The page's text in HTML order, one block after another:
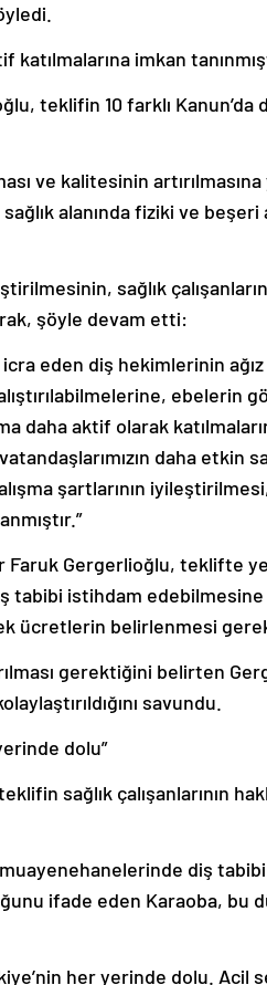
imkan
teklifin 10 farklı
ve kalitesinin
sağlık alanında fiziki ve
sağlık
şöyle devam etti:
eden diş hekimlerinin ağız
ebelerin
daha aktif olarak
daha etkin
şartlarının
Faruk Gergerlioğlu, teklifte
tabibi istihdam
ücretlerin belirlenmesi
gerektiğini belirten
savundu.
dolu”
sağlık çalışanlarının
muayenehanelerinde diş
ifade eden Karaoba, bu
her yerinde dolu. Acil